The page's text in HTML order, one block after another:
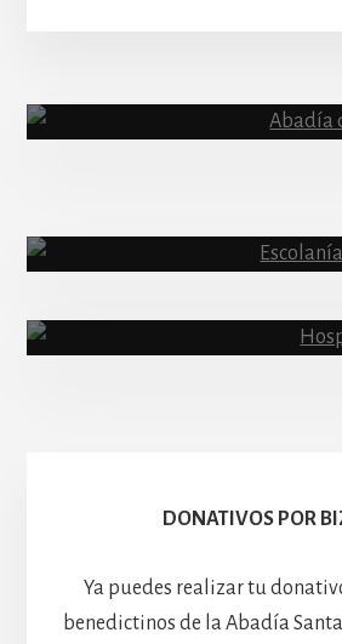
Content
DONATIVOS POR
Ya puedes realizar tu
benedictinos de la Abadía